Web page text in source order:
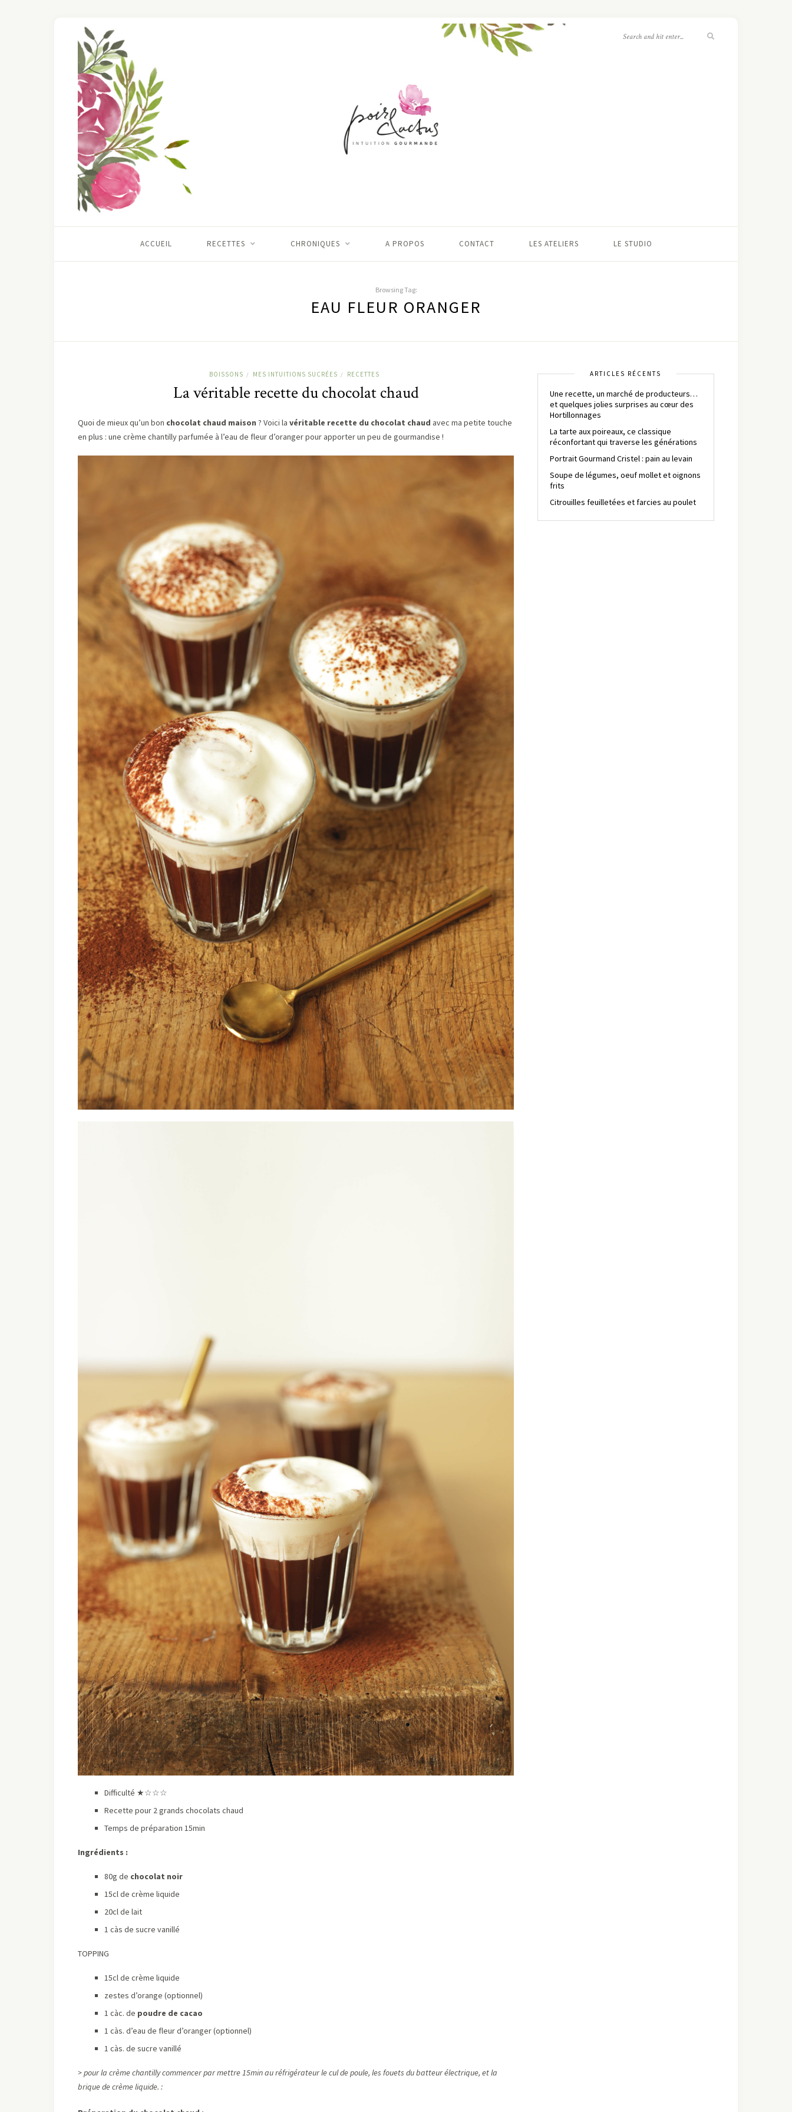
ACCUEIL RECETTES CHRONIQUES A PROPOS CONTACT LES ATELIERS LE STUDIO
Browsing Tag:
EAU FLEUR ORANGER
BOISSONS / MES INTUITIONS SUCRÉES / RECETTES
La véritable recette du chocolat chaud
Quoi de mieux qu’un bon chocolat chaud maison ? Voici la véritable recette du chocolat chaud avec ma petite touche
en plus : une crème chantilly parfumée à l’eau de fleur d’oranger pour apporter un peu de gourmandise !
Difficulté ★☆☆☆
Recette pour 2 grands chocolats chaud
Temps de préparation 15min
Ingrédients :
80g de chocolat noir
15cl de crème liquide
20cl de lait
1 càs de sucre vanillé
TOPPING
15cl de crème liquide
zestes d’orange (optionnel)
1 càc. de poudre de cacao
1 càs. d’eau de fleur d’oranger (optionnel)
1 càs. de sucre vanillé
> pour la crème chantilly commencer par mettre 15min au réfrigérateur le cul de poule, les fouets du batteur électrique, et la
brique de crème liquide. :
ARTICLES RÉCENTS
Une recette, un marché de producteurs…
et quelques jolies surprises au cœur des
Hortillonnages
La tarte aux poireaux, ce classique
réconfortant qui traverse les générations
Portrait Gourmand Cristel : pain au levain
Soupe de légumes, oeuf mollet et oignons
frits
Citrouilles feuilletées et farcies au poulet